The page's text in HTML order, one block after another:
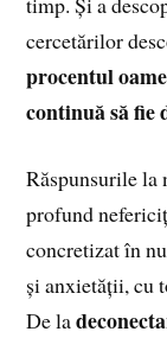
cercetărilor
procentul
continuă să fie
Răspunsurile la
profund
concretizat în
și anxietății, cu
De la